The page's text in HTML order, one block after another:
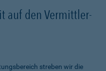
auf den Vermittler-
streben wir die